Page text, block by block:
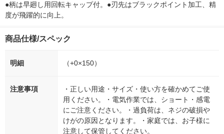
●柄は早廻し用回転キャップ付。●刃先はブラックポイント加工、精
度が飛躍的に向上。
商品仕様/スペック
明細 （+0×150）
注意事項
・正しい用途・サイズ・使い方を確かめてご使
用ください。・電気作業では、ショート・感電
にご注意ください。・過負荷は、ネジの破損や
けがの原因となります。・家庭では、お子様に
注意して保管してください。